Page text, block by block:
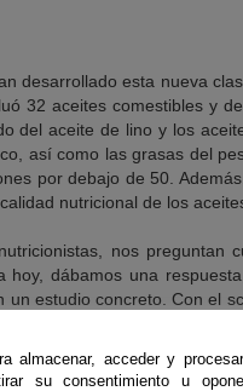
desarrollado esta nueva
32 aceites comestibles y
del aceite de lino y los
así como las grasas del
por debajo de 50.
nutricional de los
nos preguntan
dábamos una
estudio concreto. Con el
los criterios que hemos
almacenar, acceder y
su consentimiento u